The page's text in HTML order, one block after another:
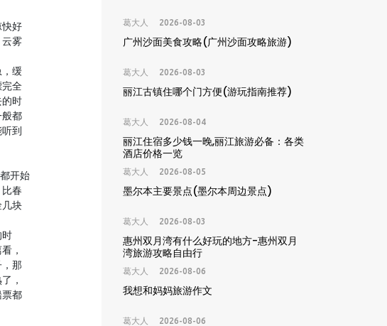
好
雾
缓
全
时
都
到
开始
春
块
，
那
，
都
葛大人 2026-08-03
广州沙面美食攻略(广州沙面攻略旅游)
葛大人 2026-08-03
丽江古镇住哪个门方便(游玩指南推荐)
葛大人 2026-08-04
丽江住宿多少钱一晚,丽江旅游必备：各类
酒店价格一览
葛大人 2026-08-05
墨尔本主要景点(墨尔本周边景点)
葛大人 2026-08-03
惠州双月湾有什么好玩的地方-惠州双月
湾旅游攻略自由行
葛大人 2026-08-06
我想和妈妈旅游作文
葛大人 2026-08-06